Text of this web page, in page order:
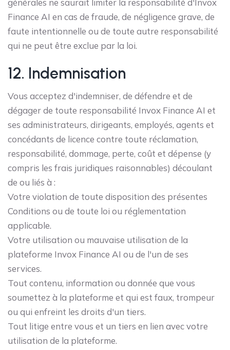
Finance AI en cas de fraude, de négligence grave, de
faute intentionnelle ou de toute autre responsabilité
qui ne peut être exclue par la loi.
12. Indemnisation
Vous acceptez d'indemniser, de défendre et de
dégager de toute responsabilité Invox Finance AI et
ses administrateurs, dirigeants, employés, agents et
concédants de licence contre toute réclamation,
responsabilité, dommage, perte, coût et dépense (y
compris les frais juridiques raisonnables) découlant
de ou liés à :
Votre violation de toute disposition des présentes
Conditions ou de toute loi ou réglementation
applicable.
Votre utilisation ou mauvaise utilisation de la
plateforme Invox Finance AI ou de l'un de ses
services.
Tout contenu, information ou donnée que vous
soumettez à la plateforme et qui est faux, trompeur
ou qui enfreint les droits d'un tiers.
Tout litige entre vous et un tiers en lien avec votre
utilisation de la plateforme.